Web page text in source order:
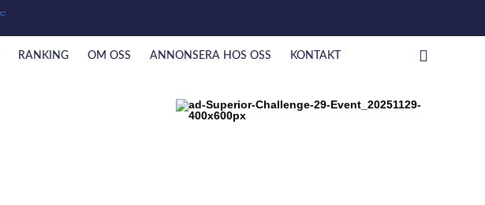
RANKING OM OSS ANNONSERA HOS OSS KONTAKT